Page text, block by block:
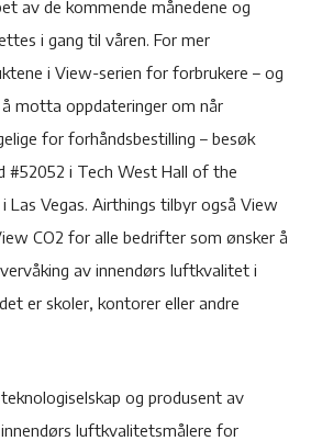
av de kommende månedene og
i gang til våren. For mer
i View-serien for forbrukere – og
motta oppdateringer om når
for forhåndsbestilling – besøk
#52052 i Tech West Hall of the
i Las Vegas. Airthings tilbyr også View
CO2 for alle bedrifter som ønsker å
av innendørs luftkvalitet i
er skoler, kontorer eller andre
og produsent av
luftkvalitetsmålere for